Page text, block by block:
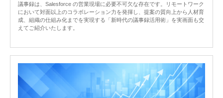
議事録は、Salesforce の営業現場に必要不可欠な存在です。リモートワーク
において対面以上のコラボレーション力を発揮し、提案の質向上から人材育
成、組織の仕組み化までを実現する「新時代の議事録活用術」を実画面も交
えてご紹介いたします。